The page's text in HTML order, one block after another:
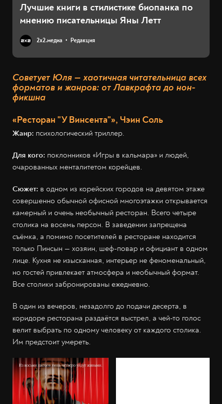
Лучшие книги в стилистике биопанка по
мнению писательницы Яны Летт
2х2.медиа Редакция
Советует Юля — хаотичная читательница всех
форматов и жанров: от Лавкрафта до нон-
фикшна
«Ресторан "У Винсента"», Чэин Соль
Жанр: психологический триллер.
Для кого: поклонников «Игры в кальмара» и людей,
очарованных менталитетом корейцев.
Сюжет: в одном из корейских городов на девятом этаже
совершенно обычной офисной многоэтажки открывается
камерный и очень необычный ресторан. Всего четыре
столика на восемь персон. В заведении запрещена
съёмка, а помимо посетителей в ресторане находится
только Пинсын — хозяин, шеф-повар и официант в одном
лице. Кухня не изысканная, интерьер не феноменальный,
но гостей привлекает атмосфера и необычный формат.
Все столики забронированы ежедневно.
В один из вечеров, незадолго до подачи десерта, в
коридоре ресторана раздаётся выстрел, а чей-то голос
велит выбрать по одному человеку от каждого столика.
Им предстоит умереть.